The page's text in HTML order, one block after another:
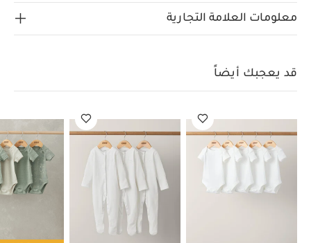
بعيدًا عن النار الخامات: 100‏%‏ قطن
الإرشادات:
غسل على درجة حرارة 40 درجة مئوية
ممنوع
على درجة حرارة منخفضة
الألوان الداكنة على حدة
طقم بيجاما قطعة واحدة عضوية بلون أبيض - 3 قطع
ألبسة قطعة واحدة بنقشة ديناصور - 5 قطع
جاكيت جيرسيه بتصميم
فضفاض مبطن - بيج طقم لباس قطعة واحدة ويلكوم تو ذا وورلد بلون
معلومات العلامة التجارية
قد يعجبك أيضاً